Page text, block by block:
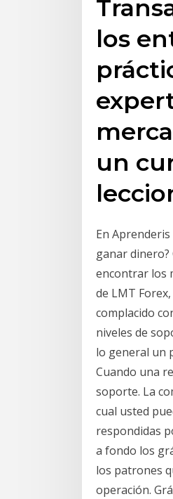
los
un
En
ganar dinero?
encontrar los
de LMT
complacido
niveles de
lo general un
Cuando una
soporte. La
cual usted
respondidas
a fondo los
los patrones
operación.